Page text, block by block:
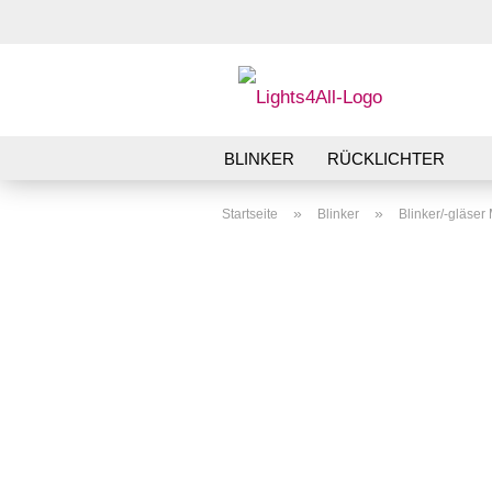
BLINKER RÜCKLICHTER
Startseite » Blinker » Blinker/-gläser